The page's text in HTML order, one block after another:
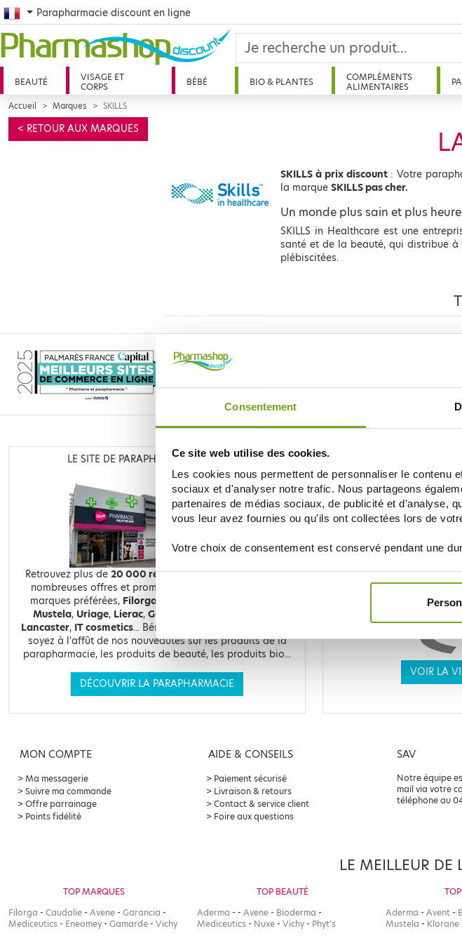
Consentement
Ce site web utilise des cookies.
Les cookies nous permettent de personnaliser le contenu
sociaux et d'analyser notre trafic. Nous partageons
partenaires de médias sociaux, de publicité et d'analyse,
vous leur avez fournies ou qu'ils ont collectées lors de
Votre choix de consentement est conservé pendant une
French
Parapharmacie discount en ligne
BEAUTÉ
VISAGE ET
CORPS
BÉBÉ BIO & PLANTES
COMPLÉMENTS
ALIMENTAIRES
Accueil Marques SKILLS
< RETOUR AUX MARQUES
SKILLS à prix discount: Votre
la marque SKILLS pas cher.
Un monde plus sain et plus
SKILLS in Healthcare est une
santé et de la beauté, qui distribue à
plébiscitées.
LA PARAPHARMACIE
LE SITE DE PARAPHARMACIE EN LIGNE
Retrouvez plus de 20 000 référencesà prix discount, de
nombreuses offres et promotions ainsi que toutes vos
marques préférées, Filorga
Mustela, Uriage, Lierac, Garancia
Lancaster, IT cosmetics... Bénéficiez de nos promotions et
soyez à l'affût de nos nouveautés sur les produits de la
parapharmacie, les produits de beauté, les produits bio...
DÉCOUVRIR LA PARAPHARMACIE
VOIR LA
MON COMPTE
Ma messagerie
Suivre ma commande
Offre parrainage
Points fidélité
AIDE & CONSEILS
Paiement sécurisé
Livraison & retours
Contact & service client
Foire aux questions
SAV
Notre équipe
mail via votre
téléphone au
LE MEILLEUR DE
TOP MARQUES
Filorga - Caudalie - Avene - Garancia -
Mediceutics - Eneomey - Gamarde - Vichy
TOP BEAUTÉ
Aderma - - Avene- Bioderma -
Mediceutics- Nuxe- Vichy- Phyt's
Aderma - Avent-
Mustela - Klorane